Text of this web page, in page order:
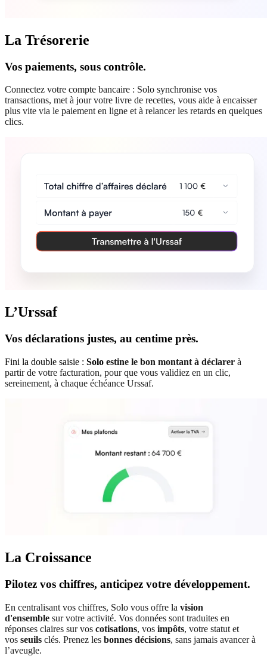
La Trésorerie
Vos paiements, sous contrôle.
Connectez votre compte bancaire : Solo synchronise vos
transactions, met à jour votre livre de recettes, vous aide à encaisser
plus vite via le paiement en ligne et à relancer les retards en quelques
clics.
L’Urssaf
Vos déclarations justes, au centime près.
Fini la double saisie : Solo estine le bon montant à déclarer à
partir de votre facturation, pour que vous validiez en un clic,
sereinement, à chaque échéance Urssaf.
La Croissance
Pilotez vos chiffres, anticipez votre développement.
En centralisant vos chiffres, Solo vous offre la vision
d'ensemble sur votre activité. Vos données sont traduites en
réponses claires sur vos cotisations, vos impôts, votre statut et
vos seuils clés. Prenez les bonnes décisions, sans jamais avancer à
l’aveugle.